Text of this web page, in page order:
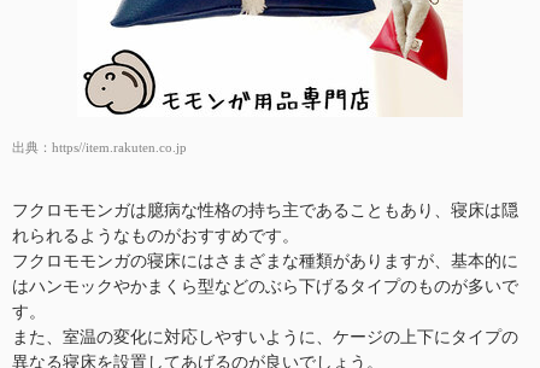
出典： https//item.rakuten.co.jp
フクロモモンガは臆病な性格の持ち主であることもあり、寝床は隠
れられるようなものがおすすめです。
フクロモモンガの寝床にはさまざまな種類がありますが、基本的に
はハンモックやかまくら型などのぶら下げるタイプのものが多いで
す。
また、室温の変化に対応しやすいように、ケージの上下にタイプの
異なる寝床を設置してあげるのが良いでしょう。